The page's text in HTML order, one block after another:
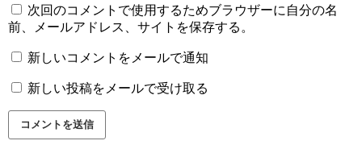
次回のコメントで使用するためブラウザーに自分の名
前、メールアドレス、サイトを保存する。
新しいコメントをメールで通知
新しい投稿をメールで受け取る